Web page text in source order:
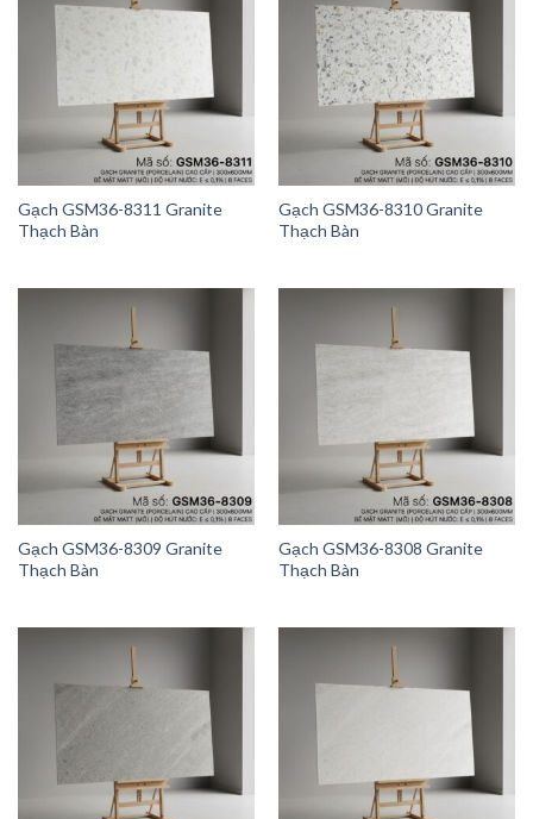
Gạch GSM36-8311 Granite
Thạch Bàn
Gạch GSM36-8310 Granite
Thạch Bàn
Gạch GSM36-8309 Granite
Thạch Bàn
Gạch GSM36-8308 Granite
Thạch Bàn